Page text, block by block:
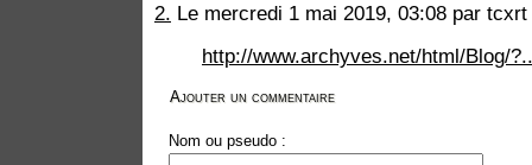
2. Le mercredi 1 mai 2019, 03:08 par tcxrt
http://www.archyves.net/html/Blog/
Ajouter un commentaire
Nom ou pseudo :